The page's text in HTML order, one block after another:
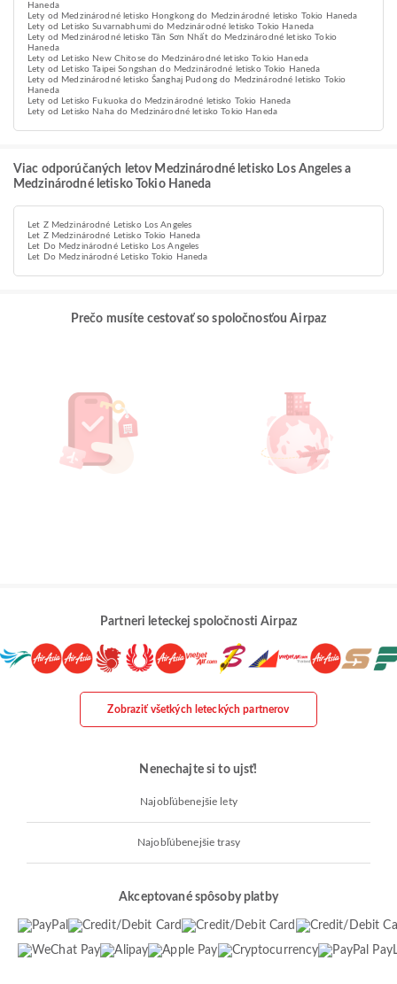
Haneda
Lety od Medzinárodné letisko Hongkong do Medzinárodné letisko Tokio Haneda
Lety od Letisko Suvarnabhumi do Medzinárodné letisko Tokio Haneda
Lety od Medzinárodné letisko Tân Sơn Nhất do Medzinárodné letisko Tokio
Haneda
Lety od Letisko New Chitose do Medzinárodné letisko Tokio Haneda
Lety od Letisko Taipei Songshan do Medzinárodné letisko Tokio Haneda
Lety od Medzinárodné letisko Šanghaj Pudong do Medzinárodné letisko Tokio
Haneda
Lety od Letisko Fukuoka do Medzinárodné letisko Tokio Haneda
Lety od Letisko Naha do Medzinárodné letisko Tokio Haneda
Viac odporúčaných letov Medzinárodné letisko Los Angeles a
Medzinárodné letisko Tokio Haneda
Let Z Medzinárodné Letisko Los Angeles
Let Z Medzinárodné Letisko Tokio Haneda
Let Do Medzinárodné Letisko Los Angeles
Let Do Medzinárodné Letisko Tokio Haneda
Prečo musíte cestovať so spoločnosťou Airpaz
Partneri leteckej spoločnosti Airpaz
Zobraziť všetkých leteckých partnerov
Nenechajte si to ujsť!
Najobľúbenejšie lety
Najobľúbenejšie trasy
Akceptované spôsoby platby